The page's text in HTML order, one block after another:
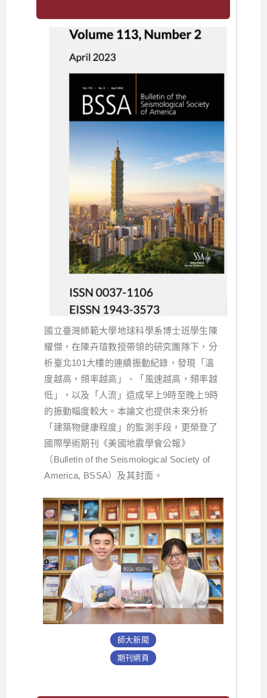
國立臺灣師範大學地球科學系博士班學生陳
耀傑，在陳卉瑄教授帶領的研究團隊下，分
析臺北101大樓的連續振動紀錄，發現「溫
度越高，頻率越高」、「風速越高，頻率越
低」，以及「人流」造成早上9時至晚上9時
的振動幅度較大。本論文也提供未來分析
「建築物健康程度」的監測手段，更榮登了
國際學術期刊《美國地震學會公報》
（Bulletin of the Seismological Society of
America, BSSA）及其封面。
師大新聞
期刊網頁